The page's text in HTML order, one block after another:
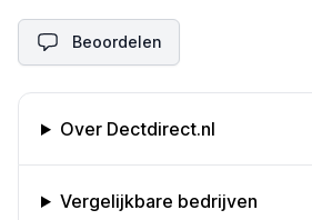
Beoordelen
Omschrijving bedrijf
Over Dectdirect.nl
Vergelijkbare bedrijven